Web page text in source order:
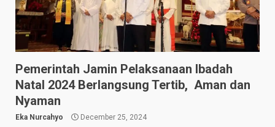
Pemerintah Jamin Pelaksanaan Ibadah
Natal 2024 Berlangsung Tertib, Aman dan
Nyaman
Eka Nurcahyo December 25, 2024